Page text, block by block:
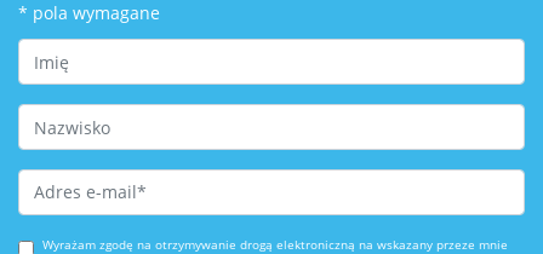
* pola wymagane
First Name
Last Name
Email Address*
Wyrażam zgodę na otrzymywanie drogą elektroniczną na wskazany przeze mnie